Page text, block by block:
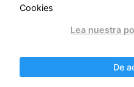
3.Diseño Duradero y
materiales resistentes
garantizando una vida
Cookies
Lea nuestra
De